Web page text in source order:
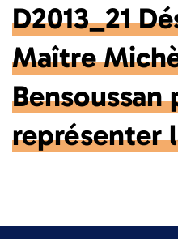
D2013_21
Maître
Bensoussan
représenter